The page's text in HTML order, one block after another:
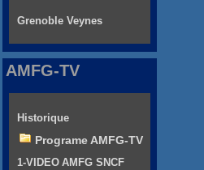
Grenoble Veynes
AMFG-TV
Historique
Programe AMFG-TV
1-VIDEO AMFG SNCF